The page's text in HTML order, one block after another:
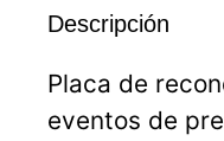
Descripción
Placa de
eventos de